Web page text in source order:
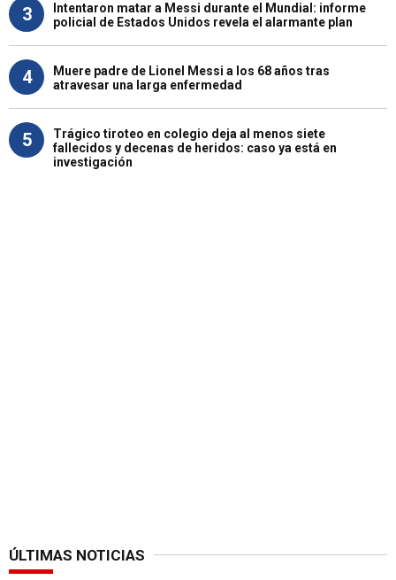
3
Intentaron matar a Messi durante el Mundial: informe
policial de Estados Unidos revela el alarmante plan
4
Muere padre de Lionel Messi a los 68 años tras
atravesar una larga enfermedad
5
Trágico tiroteo en colegio deja al menos siete
fallecidos y decenas de heridos: caso ya está en
investigación
ÚLTIMAS NOTICIAS